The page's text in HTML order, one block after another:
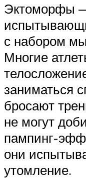
Эктоморфы
с набором
Многие
заниматься
бросают
не могут
пампинг-
они
утомление.